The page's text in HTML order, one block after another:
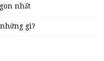
nhất
gì?